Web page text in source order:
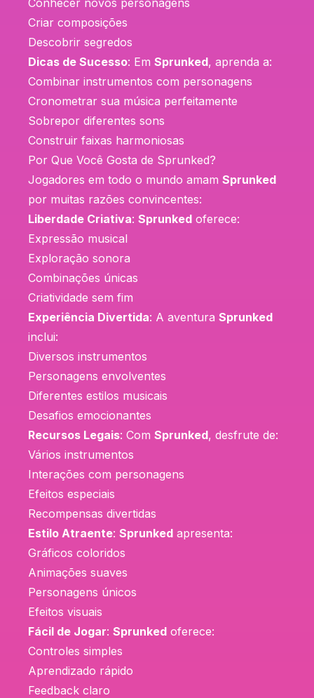
Criar composições
Descobrir segredos
Dicas de Sucesso: Em Sprunked, aprenda a:
Combinar instrumentos com personagens
Cronometrar sua música perfeitamente
Sobrepor diferentes sons
Construir faixas harmoniosas
Por Que Você Gosta de Sprunked?
Jogadores em todo o mundo amam Sprunked
por muitas razões convincentes:
Liberdade Criativa: Sprunked oferece:
Expressão musical
Exploração sonora
Combinações únicas
Criatividade sem fim
Experiência Divertida: A aventura Sprunked
inclui:
Diversos instrumentos
Personagens envolventes
Diferentes estilos musicais
Desafios emocionantes
Recursos Legais: Com Sprunked, desfrute de:
Vários instrumentos
Interações com personagens
Efeitos especiais
Recompensas divertidas
Estilo Atraente: Sprunked apresenta:
Gráficos coloridos
Animações suaves
Personagens únicos
Efeitos visuais
Fácil de Jogar: Sprunked oferece:
Controles simples
Aprendizado rápido
Feedback claro